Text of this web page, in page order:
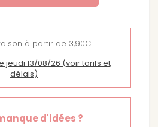
à partir de 3,90€
jeudi 13/08/26 (voir tarifs et
délais)
d'idées ?